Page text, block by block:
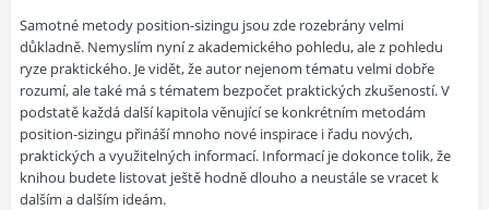
Samotné metody position-sizingu jsou zde rozebrány velmi
důkladně. Nemyslím nyní z akademického pohledu, ale z pohledu
ryze praktického. Je vidět, že autor nejenom tématu velmi dobře
rozumí, ale také má s tématem bezpočet praktických zkušeností. V
podstatě každá další kapitola věnující se konkrétním metodám
position-sizingu přináší mnoho nové inspirace i řadu nových,
praktických a využitelných informací. Informací je dokonce tolik, že
knihou budete listovat ještě hodně dlouho a neustále se vracet k
dalším a dalším ideám.